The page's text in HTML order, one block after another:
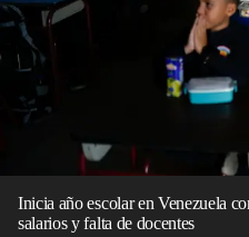
Inicia año escolar en Venezuela
salarios y falta de docentes